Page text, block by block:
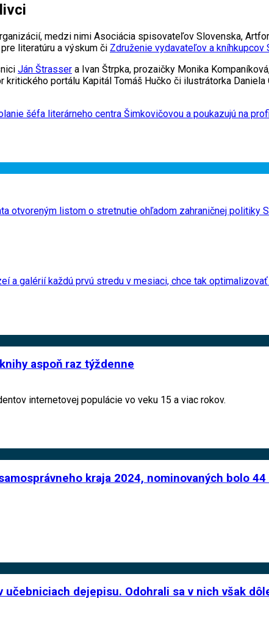
medzi nimi Asociácia spisovateľov Slovenska,
literatúru a výskum či Združenie vydavateľov a kníhkupcov
Ján Štrasser a Ivan Štrpka, prozaičky Monika
kritického portálu Kapitál Tomáš Hučko či ilustrátorka Daniela
šéfa literárneho centra Šimkovičovou a poukazujú na
otvoreným listom o stretnutie ohľadom zahraničnej politiky
a galérií každú prvú stredu v mesiaci, chce tak
aspoň raz týždenne
internetovej populácie vo veku 15 a viac rokov.
kraja 2024, nominovaných bolo
dejepisu. Odohrali sa v nich však